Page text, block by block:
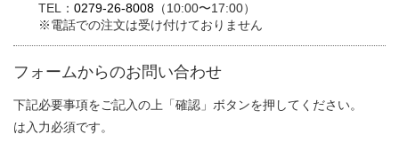
TEL： 0279-26-8008 （10:00〜17:00）
※電話での注文は受け付けておりません
フォームからのお問い合わせ
下記必要事項をご記入の上「確認」ボタンを押してください。
は入力必須です。